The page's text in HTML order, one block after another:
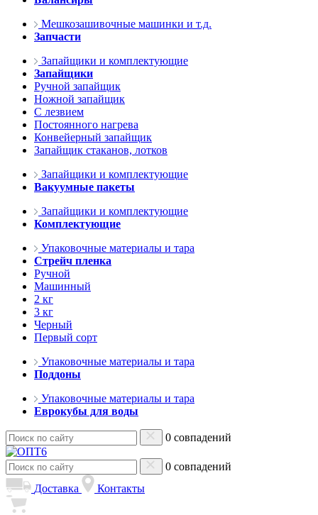
Мешкозашивочные машинки и т.д.
Запчасти
Запайщики и комплектующие
Запайщики
Ручной запайщик
Ножной запайщик
С лезвием
Постоянного нагрева
Конвейерный запайщик
Запайщик стаканов, лотков
Запайщики и комплектующие
Вакуумные пакеты
Запайщики и комплектующие
Комплектующие
Упаковочные материалы и тара
Стрейч пленка
Ручной
Машинный
2 кг
3 кг
Черный
Первый сорт
Упаковочные материалы и тара
Поддоны
Упаковочные материалы и тара
Еврокубы для воды
0 совпадений
0 совпадений
Доставка
Контакты